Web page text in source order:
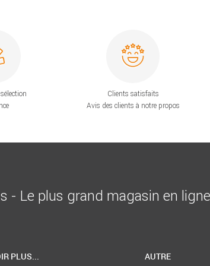
Clients satisfaits
Avis des clients à notre propos
- Le plus grand magasin en
PLUS... AUTRE